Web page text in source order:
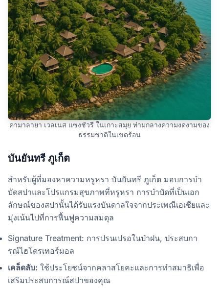
คามาลายา เวลเนส แซงชัวรี ในเกาะสมุย ท่ามกลางความงดงามของ
ธรรมชาติในเขตร้อน
บันยันทรี ภูเก็ต
สำหรับผู้ที่มองหาความหรูหรา บันยันทรี ภูเก็ต มอบการบำ
บัดสปาและโปรแกรมสุขภาพที่หรูหรา การบำบัดที่เป็นเอก
ลักษณ์ของสปานั้นได้รับแรงบันดาลใจจากประเพณีเอเชียและ
มุ่งเน้นไปที่การฟื้นฟูความสมดุล
Signature Treatment: การปรนเปรอในป่าฝน, ประสบกา
รณ์ไฮโดรเทอร์มอล
เคล็ดลับ: ใช้ประโยชน์จากคลาสโยคะและการทำสมาธิเพื่อ
เสริมประสบการณ์สปาของคุณ